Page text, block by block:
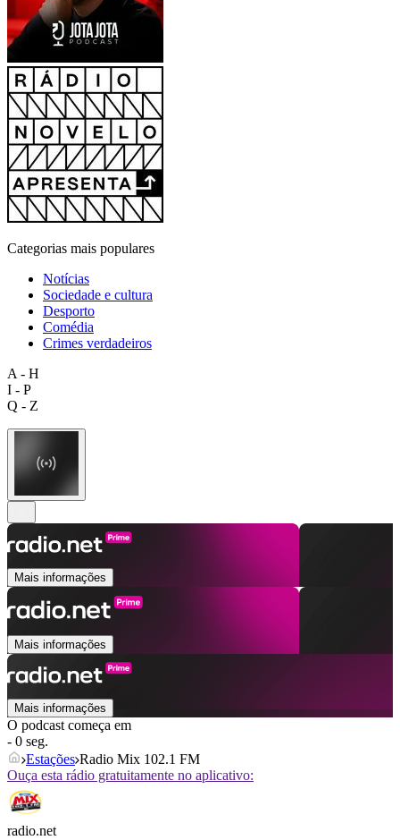
Categorias mais populares
Notícias
Sociedade e cultura
Desporto
Comédia
Crimes verdadeiros
A - H
I - P
Q - Z
Mais informações
Mais informações
Mais informações
O podcast começa em
- 0 seg.
Estações Radio Mix 102.1 FM
Ouça esta rádio gratuitamente no aplicativo:
radio.net